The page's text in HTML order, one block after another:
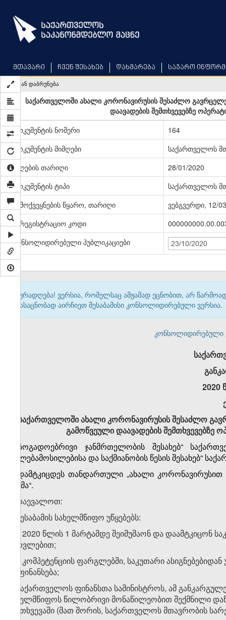
main
content
მთავარი ჩვენ შესახებ დახმარება საჯარო
უკან დაბრუნება
საქართველოში ახალი კორონავირუსის შესაძლო
დაავადების შემთხვევებზე
დოკუმენტის ნომერი
164
დოკუმენტის მიმღები
საქართველოს
მიღების თარიღი
28/01/2020
დოკუმენტის ტიპი
საქართველოს
გამოქვეყნების წყარო, თარიღი
ვებგვერდი, 12/
სარეგისტრაციო კოდი
კონსოლიდირებული პუბლიკაციები
23/10/2020
ყურადღება! ვერსია, რომელსაც ამჟამად ეცნობით, არ
გასაცნობად აირჩიეთ შესაბამისი კონსოლიდირებული ვერსია.
კონსოლიდირებული
2020
საქართველოში ახალი კორონავირუსის შესაძლო
გამოწვეული დაავადების შემთხვევებზე
„საზოგადოებრივი ჯანმრთელობის შესახებ“
უფლებამოსილებისა და საქმიანობის წესის შესახებ“
დამტკიცდეს თანდართული„ახალი კორონავირუსით
გეგმა“.
2. დაევალოთ:
ა) შესაბამის სახელმწიფო უწყებებს:
ა.ა) 2020 წლის 1 მარტამდე შეიმუშაონ და დაამტკიცონ
გათვლებით;
ა.ბ) კომპეტენციის ფარგლებში, საკუთარი
დაფინანსება;
ბ) საქართველოს ფინანსთა სამინისტროს, ამ
სახელმწიფოს წილობრივი მონაწილეობით შექმნილი
შემთხვევაში (მათ შორის, საქართველოს მთავრობის